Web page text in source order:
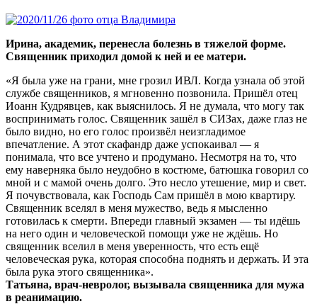
Ирина, академик, перенесла болезнь в тяжелой форме.
Священник приходил домой к ней и ее матери.
«Я была уже на грани, мне грозил ИВЛ. Когда узнала об этой
службе священников, я мгновенно позвонила. Пришёл отец
Иоанн Кудрявцев, как выяснилось. Я не думала, что могу так
воспринимать голос. Священник зашёл в СИЗах, даже глаз не
было видно, но его голос произвёл неизгладимое
впечатление. А этот скафандр даже успокаивал — я
понимала, что все учтено и продумано. Несмотря на то, что
ему наверняка было неудобно в костюме, батюшка говорил со
мной и с мамой очень долго. Это несло утешение, мир и свет.
Я почувствовала, как Господь Сам пришёл в мою квартиру.
Священник вселял в меня мужество, ведь я мысленно
готовилась к смерти. Впереди главный экзамен — ты идёшь
на него один и человеческой помощи уже не ждёшь. Но
священник вселил в меня уверенность, что есть ещё
человеческая рука, которая способна поднять и держать. И эта
была рука этого священника».
Татьяна, врач-невролог, вызывала священника для мужа
в реанимацию.